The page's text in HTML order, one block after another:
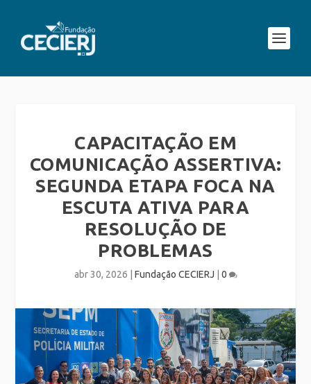
CAPACITAÇÃO EM
COMUNICAÇÃO ASSERTIVA:
SEGUNDA ETAPA FOCA NA
ESCUTA ATIVA PARA
RESOLUÇÃO DE
PROBLEMAS
abr 30, 2026 Fundação CECIERJ 0